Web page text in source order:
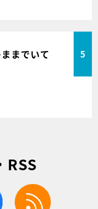
までいて 5
RSS
facebook